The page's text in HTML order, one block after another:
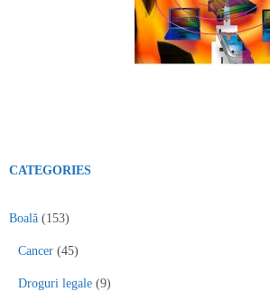
CATEGORIES
Boală (153)
Cancer (45)
Droguri legale (9)